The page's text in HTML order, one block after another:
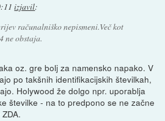
izjavil:
računalniško nepismeni.Več kot
ne obstaja.
oz. gre bolj za namensko napako. V
po takšnih identifikacijskih številkah,
Holywood že dolgo npr. uporablja
številke - na to predpono se ne začne